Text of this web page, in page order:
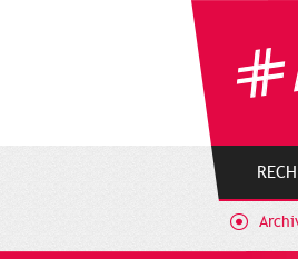
Cookies management panel